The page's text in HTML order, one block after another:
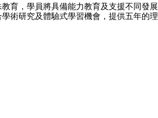
育，學員將具備能力教育及支援不同發展
術研究及體驗式學習機會，提供五年的理